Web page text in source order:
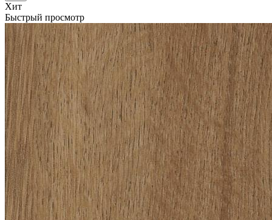
Хит
Быстрый просмотр